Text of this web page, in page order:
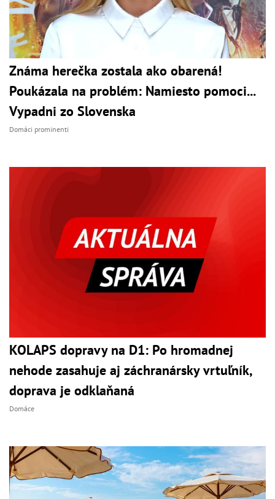
Známa herečka zostala ako obarená!
Poukázala na problém: Namiesto pomoci...
Vypadni zo Slovenska
Domáci prominenti
KOLAPS dopravy na D1: Po hromadnej
nehode zasahuje aj záchranársky vrtuľník,
doprava je odklaňaná
Domáce